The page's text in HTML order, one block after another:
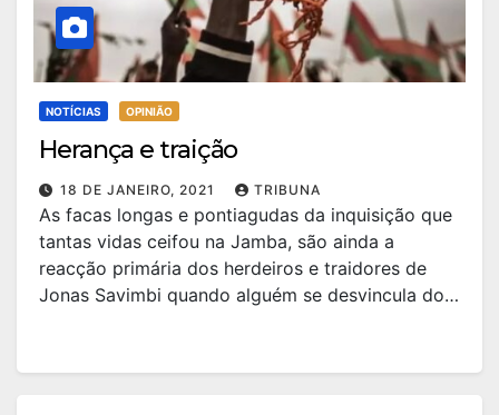
NOTÍCIAS OPINIÃO
Herança e traição
18 DE JANEIRO, 2021 TRIBUNA
As facas longas e pontiagudas da inquisição que
tantas vidas ceifou na Jamba, são ainda a
reacção primária dos herdeiros e traidores de
Jonas Savimbi quando alguém se desvincula do…